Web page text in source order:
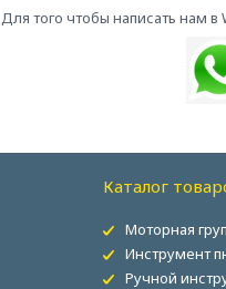
Для того чтобы написать нам в
Каталог
Моторная
Инструмент
Ручной